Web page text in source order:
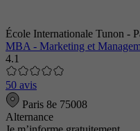
École Internationale Tunon -
MBA - Marketing et
4.1
50 avis
Paris 8e 75008
Alternance